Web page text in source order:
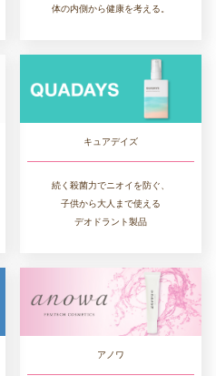
体の内側から健康を考える。
キュアデイズ
続く殺菌力でニオイを防ぐ、
子供から大人まで使える
デオドラント製品
アノワ